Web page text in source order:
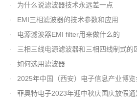
·
为什么说滤波器技术永远差一点
·
EMI三相滤波器的技术参数和应用
·
电源滤波器EMI filter用来做什么的
·
三相三线电源滤波器和三相四线制式的
·
如何选用滤波器
·
2025年中国（西安）电子信息产业博览会
·
菲奥特电子2023年迎中秋庆国庆放假通